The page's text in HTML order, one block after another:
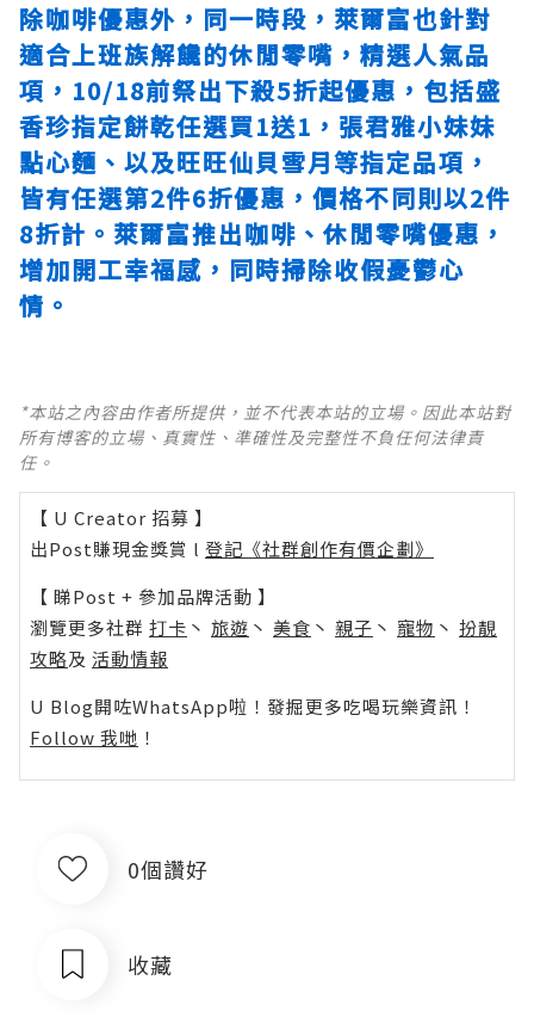
除咖啡優惠外，同一時段，萊爾富也針對
適合上班族解饞的休閒零嘴，精選人氣品
項，10/18前祭出下殺5折起優惠，包括盛
香珍指定餅乾任選買1送1，張君雅小妹妹
點心麵、以及旺旺仙貝雪月等指定品項，
皆有任選第2件6折優惠，價格不同則以2件
8折計。萊爾富推出咖啡、休閒零嘴優惠，
增加開工幸福感，同時掃除收假憂鬱心
情。
*本站之內容由作者所提供，並不代表本站的立場。因此本站對
所有博客的立場、真實性、準確性及完整性不負任何法律責
任。
【 U Creator 招募 】
出Post賺現金獎賞 l 登記《社群創作有價企劃》
【 睇Post + 參加品牌活動 】
瀏覽更多社群 打卡 丶 旅遊 丶 美食 丶 親子 丶 寵物 丶 扮靚
攻略及 活動情報
U Blog開咗WhatsApp啦！發掘更多吃喝玩樂資訊！
Follow 我哋 ！
0個讚好
收藏